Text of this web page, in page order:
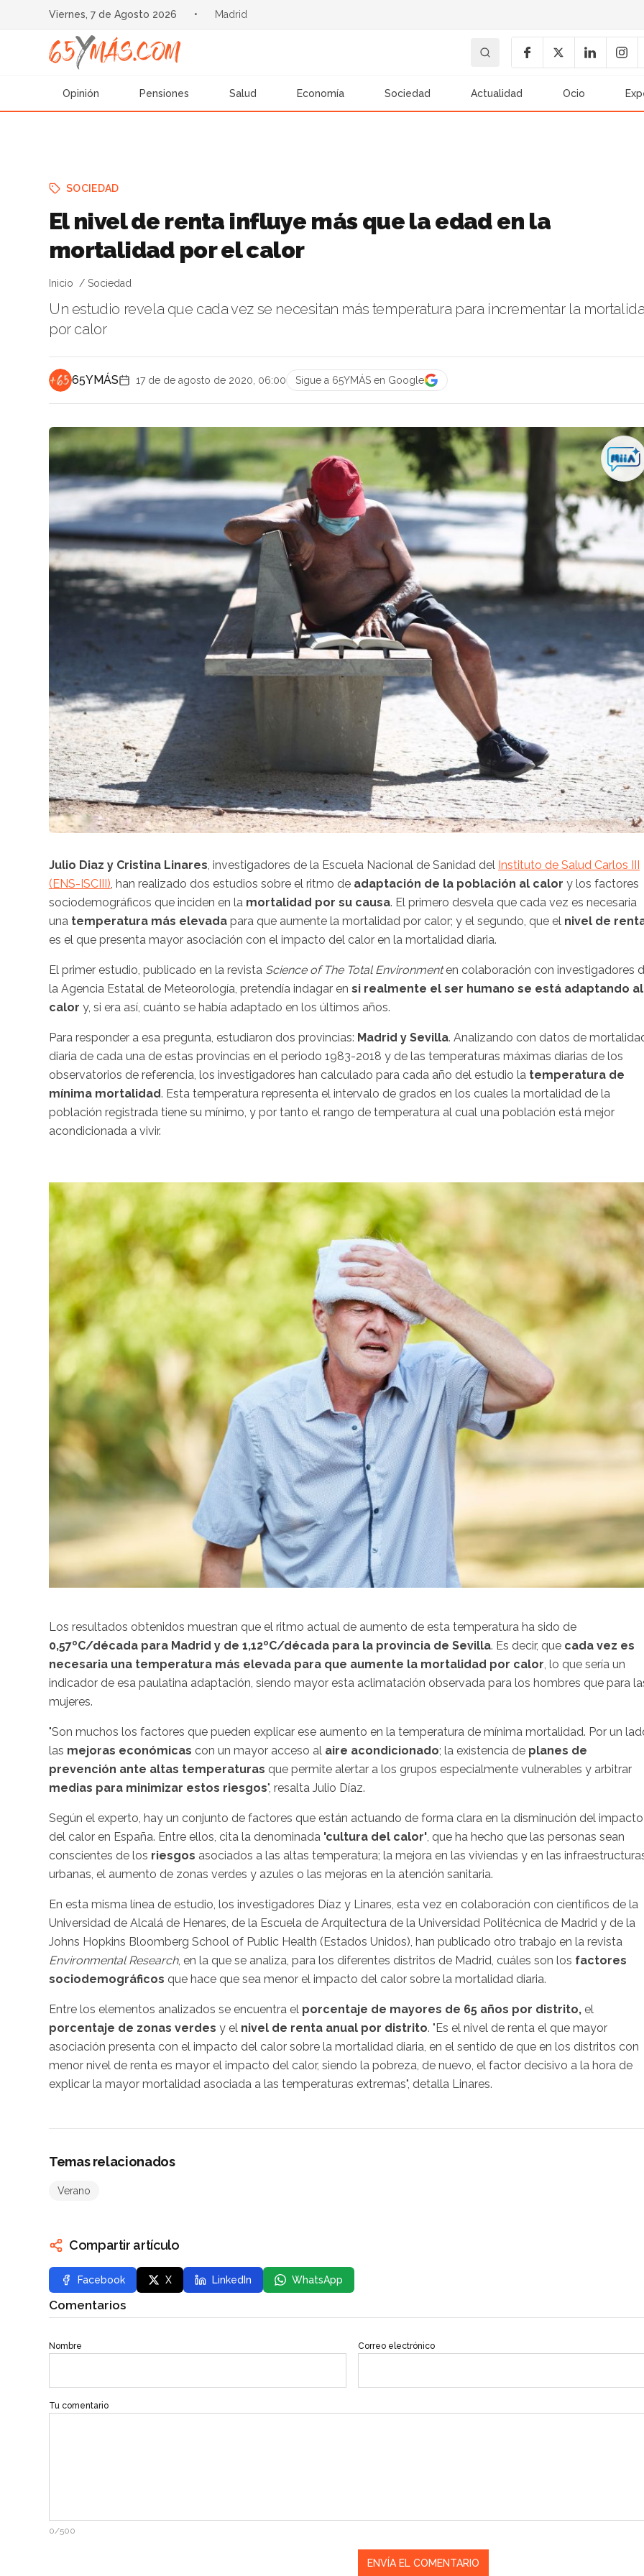
Viernes, 7 de Agosto 2026 • Madrid
Opinión Pensiones Salud Economía Sociedad Actualidad Ocio
SOCIEDAD
El nivel de renta influye más que la edad en la
mortalidad por el calor
Inicio Sociedad
Un estudio revela que cada vez se necesitan más temperatura para incrementar la
por calor
65YMÁS 17 de de agosto de 2020, 06:00 Sigue a 65YMÁS en Google
Julio Diaz y Cristina Linares , investigadores de la Escuela Nacional de Sanidad del Instituto de Salud Carlos III
(ENS-ISCIII) , han realizado dos estudios sobre el ritmo de adaptación de la población al calor y los factores
sociodemográficos que inciden en la mortalidad por su causa. El primero desvela que cada vez es necesaria
una temperatura más elevada para que aumente la mortalidad por calor; y el segundo, que el nivel de
es el que presenta mayor asociación con el impacto del calor en la mortalidad diaria.
El primer estudio, publicado en la revista Science of The Total Environmenten colaboración con investigadores
la Agencia Estatal de Meteorología, pretendía indagar en si realmente el ser humano se está adaptando al
calor y, si era así, cuánto se había adaptado en los últimos años.
Para responder a esa pregunta, estudiaron dos provincias: Madrid y Sevilla. Analizando con datos de
diaria de cada una de estas provincias en el periodo 1983-2018 y de las temperaturas máximas diarias de los
observatorios de referencia, los investigadores han calculado para cada año del estudio la temperatura de
mínima mortalidad. Esta temperatura representa el intervalo de grados en los cuales la mortalidad de la
población registrada tiene su mínimo, y por tanto el rango de temperatura al cual una población está mejor
acondicionada a vivir.
Los resultados obtenidos muestran que el ritmo actual de aumento de esta temperatura ha sido de
0,57ºC/década para Madrid y de 1,12ºC/década para la provincia de Sevilla. Es decir, que cada vez es
necesaria una temperatura más elevada para que aumente la mortalidad por calor, lo que sería un
indicador de esa paulatina adaptación, siendo mayor esta aclimatación observada para los hombres que para
mujeres.
"Son muchos los factores que pueden explicar ese aumento en la temperatura de mínima mortalidad. Por un
las mejoras económicas con un mayor acceso al aire acondicionado; la existencia de planes de
prevención ante altas temperaturas que permite alertar a los grupos especialmente vulnerables y arbitrar
medias para minimizar estos riesgos", resalta Julio Díaz.
Según el experto, hay un conjunto de factores que están actuando de forma clara en la disminución del impacto
del calor en España. Entre ellos, cita la denominada 'cultura del calor', que ha hecho que las personas sean
conscientes de los riesgos asociados a las altas temperatura; la mejora en las viviendas y en las
urbanas, el aumento de zonas verdes y azules o las mejoras en la atención sanitaria.
En esta misma línea de estudio, los investigadores Díaz y Linares, esta vez en colaboración con científicos de la
Universidad de Alcalá de Henares, de la Escuela de Arquitectura de la Universidad Politécnica de Madrid y de la
Johns Hopkins Bloomberg School of Public Health (Estados Unidos), han publicado otro trabajo en la revista
Environmental Research, en la que se analiza, para los diferentes distritos de Madrid, cuáles son los factores
sociodemográficos que hace que sea menor el impacto del calor sobre la mortalidad diaria.
Entre los elementos analizados se encuentra el porcentaje de mayores de 65 años por distrito, el
porcentaje de zonas verdes y el nivel de renta anual por distrito. "Es el nivel de renta el que mayor
asociación presenta con el impacto del calor sobre la mortalidad diaria, en el sentido de que en los distritos con
menor nivel de renta es mayor el impacto del calor, siendo la pobreza, de nuevo, el factor decisivo a la hora de
explicar la mayor mortalidad asociada a las temperaturas extremas", detalla Linares.
Temas relacionados
Verano
Compartir artículo
Facebook X LinkedIn WhatsApp
Comentarios
Nombre Correo electrónico
Tu comentario
0/500